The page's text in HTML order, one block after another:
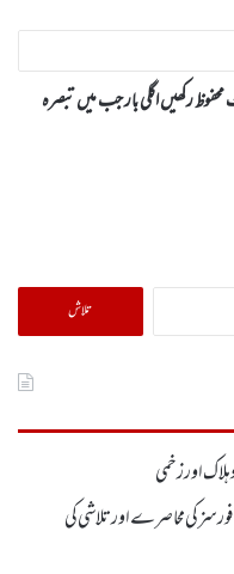
رکھیں اگلی بار جب میں تبصرہ
تلاش
کریں
اورزخمی
کی محاصرے اور تلاشی کی